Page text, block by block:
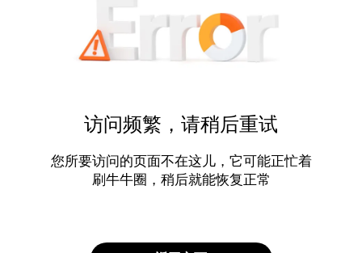
访问频繁，请稍后重试
您所要访问的页面不在这儿，它可能正忙着
刷牛牛圈，稍后就能恢复正常